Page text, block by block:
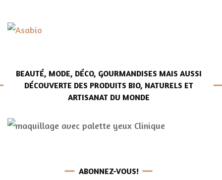
BEAUTÉ, MODE, DÉCO, GOURMANDISES MAIS AUSSI
DÉCOUVERTE DES PRODUITS BIO, NATURELS ET
ARTISANAT DU MONDE
ABONNEZ-VOUS!